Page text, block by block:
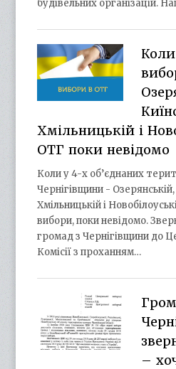
будівельних організацій.
Хмільницькій і
ОТГ поки невідомо
Коли у 4-х об’єднаних
Чернігівщини - Озерянській,
Хмільницькій і
вибори, поки невідомо.
громад з Чернігівщини до
Комісії з проханням…
–